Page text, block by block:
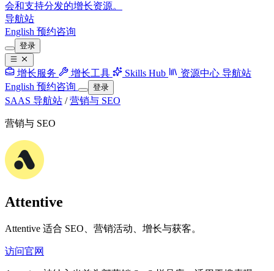
会和支持分发的增长资源。
导航站
English 预约咨询
登录
增长服务 增长工具 Skills Hub 资源中心 导航站
English 预约咨询 登录
SAAS 导航站 / 营销与 SEO
营销与 SEO
Attentive
Attentive 适合 SEO、营销活动、增长与获客。
访问官网